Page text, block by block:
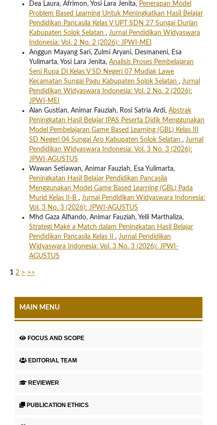
Dea Laura, Afrimon, Yosi Lara Jenita, Penerapan Model
Problem Based Learning Untuk Meningkatkan Hasil Belajar
Pendidikan Pancasila Kelas V UPT SDN 27 Sungai Durian
Kabupaten Solok Selatan , Jurnal Pendidikan Widyaswara
Indonesia: Vol. 2 No. 2 (2026): JPWI-MEI
Anggun Mayang Sari, Zulmi Aryani, Desmaneni, Esa
Yulimarta, Yosi Lara Jenita, Analisis Proses Pembelajaran
Seni Rupa Di Kelas V SD Negeri 07 Mudiak Lawe
Kecamatan Sungai Pagu Kabupaten Solok Selatan , Jurnal
Pendidikan Widyaswara Indonesia: Vol. 2 No. 2 (2026):
JPWI-MEI
Alan Gustian, Animar Fauziah, Rosi Satria Ardi, Abstrak
Peningkatan Hasil Belajar IPAS Peserta Didik Menggunakan
Model Pembelajaran Game Based Learning (GBL) Kelas III
SD Negeri 04 Sungai Aro Kabupaten Solok Selatan , Jurnal
Pendidikan Widyaswara Indonesia: Vol. 3 No. 3 (2026):
JPWI-AGUSTUS
Wawan Setiawan, Animar Fauziah, Esa Yulimarta,
Peningkatan Hasil Belajar Pendidikan Pancasila
Menggunakan Model Game Based Learning (GBL) Pada
Murid Kelas II-B , Jurnal Pendidikan Widyaswara Indonesia:
Vol. 3 No. 3 (2026): JPWI-AGUSTUS
Mhd Gaza Alfiando, Animar Fauziah, Yelli Marthaliza,
Strategi Make a Match dalam Peningkatan Hasil Belajar
Pendidikan Pancasila Kelas II , Jurnal Pendidikan
Widyaswara Indonesia: Vol. 3 No. 3 (2026): JPWI-
AGUSTUS
1 2 > >>
MAIN MENU
FOCUS AND SCOPE
EDITORIAL TEAM
REVIEWER
PUBLICATION ETHICS